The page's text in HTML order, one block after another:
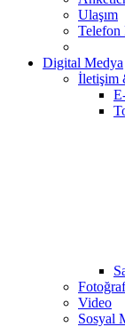
Ulaşım
Telefon
Digital Medya
İletişim
Video
Sosyal